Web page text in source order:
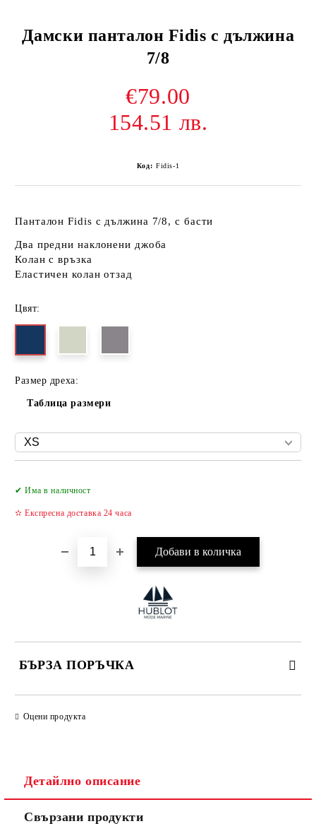
Дамски панталон Fidis с дължина
7/8
€79.00
154.51 лв.
Код: Fidis-1
Панталон Fidis с дължина 7/8, с басти
Два предни наклонени джоба
Колан с връзка
Еластичен колан отзад
Цвят:
Размер дреха:
Таблица размери
✔ Има в наличност
✫ Експресна доставка 24 часа
БЪРЗА ПОРЪЧКА
Оцени продукта
Детайлно описание
Свързани продукти